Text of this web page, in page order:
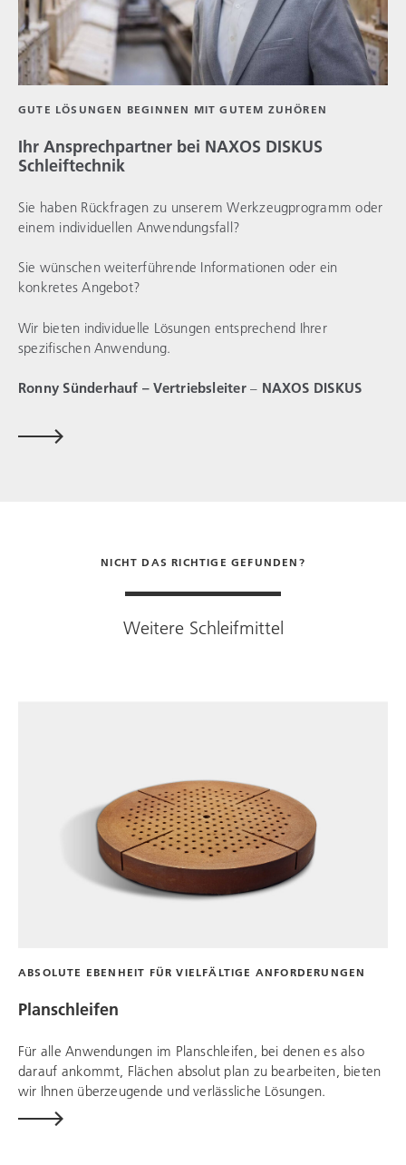
GUTE LÖSUNGEN BEGINNEN MIT GUTEM ZUHÖREN
Ihr Ansprechpartner bei NAXOS DISKUS
Schleiftechnik
Sie haben Rückfragen zu unserem Werkzeugprogramm oder
einem individuellen Anwendungsfall?
Sie wünschen weiterführende Informationen oder ein
konkretes Angebot?
Wir bieten individuelle Lösungen entsprechend Ihrer
spezifischen Anwendung.
Ronny Sünderhauf – Vertriebsleiter– NAXOS DISKUS
NICHT DAS RICHTIGE GEFUNDEN?
Weitere Schleifmittel
ABSOLUTE EBENHEIT FÜR VIELFÄLTIGE ANFORDERUNGEN
Planschleifen
Für alle Anwendungen im Planschleifen, bei denen es also
darauf ankommt, Flächen absolut plan zu bearbeiten, bieten
wir Ihnen überzeugende und verlässliche Lösungen.